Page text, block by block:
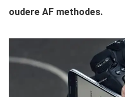
oudere AF methodes.